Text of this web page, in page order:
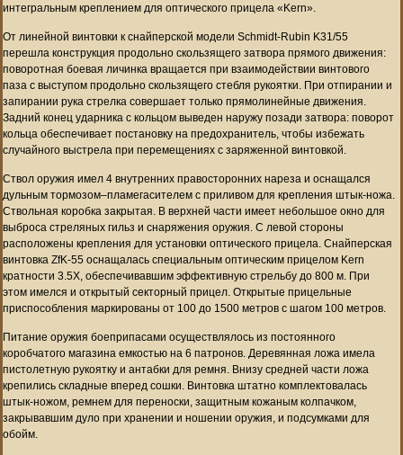
интегральным креплением для оптического прицела «Kern».
От линейной винтовки к снайперской модели Schmidt-Rubin K31/55
перешла конструкция продольно скользящего затвора прямого движения:
поворотная боевая личинка вращается при взаимодействии винтового
паза с выступом продольно скользящего стебля рукоятки. При отпирании и
запирании рука стрелка совершает только прямолинейные движения.
Задний конец ударника с кольцом выведен наружу позади затвора: поворот
кольца обеспечивает постановку на предохранитель, чтобы избежать
случайного выстрела при перемещениях с заряженной винтовкой.
Ствол оружия имел 4 внутренних правосторонних нареза и оснащался
дульным тормозом–пламегасителем с приливом для крепления штык-ножа.
Ствольная коробка закрытая. В верхней части имеет небольшое окно для
выброса стреляных гильз и снаряжения оружия. С левой стороны
расположены крепления для установки оптического прицела. Снайперская
винтовка ZfK-55 оснащалась специальным оптическим прицелом Kern
кратности 3.5Х, обеспечивавшим эффективную стрельбу до 800 м. При
этом имелся и открытый секторный прицел. Открытые прицельные
приспособления маркированы от 100 до 1500 метров с шагом 100 метров.
Питание оружия боеприпасами осуществлялось из постоянного
коробчатого магазина емкостью на 6 патронов. Деревянная ложа имела
пистолетную рукоятку и антабки для ремня. Внизу средней части ложа
крепились складные вперед сошки. Винтовка штатно комплектовалась
штык-ножом, ремнем для переноски, защитным кожаным колпачком,
закрывавшим дуло при хранении и ношении оружия, и подсумками для
обойм.